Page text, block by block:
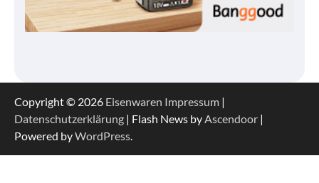
Copyright © 2026 Eisenwaren Impressum |
Datenschutzerklärung | Flash News byAscendoor |
Powered byWordPress.